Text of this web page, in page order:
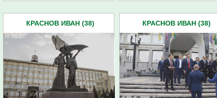
КРАСНОВ ИВАН (38) КРАСНОВ ИВАН (38)